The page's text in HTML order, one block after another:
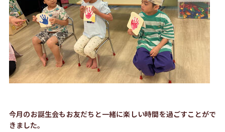
今月のお誕生会もお友だちと一緒に楽しい時間を過ごすことがで
きました。